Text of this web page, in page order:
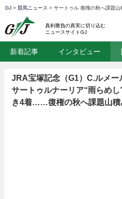
GJ > 競馬ニュース > サートゥル 復権の秋へ課題山
真剣勝負の真実に切り込む
ニュースサイトGJ
新着記事 インタビュー
JRA宝塚記念（G1）C.ルメー
サートゥルナーリア“雨らめ
き4着……復権の秋へ課題山積